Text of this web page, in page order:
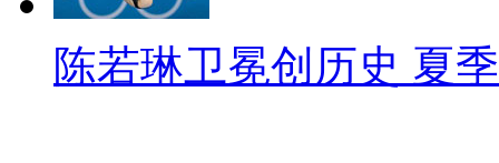
陈若琳卫冕创历史 夏